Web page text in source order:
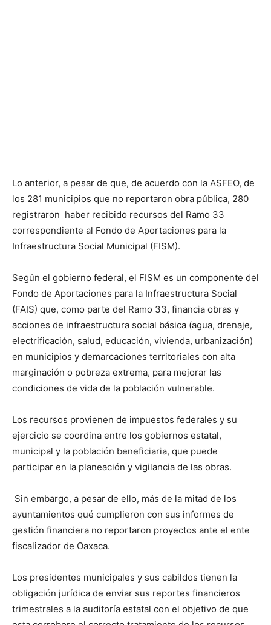
Lo anterior, a pesar de que, de acuerdo con la ASFEO, de
los 281 municipios que no reportaron obra pública, 280
registraron haber recibido recursos del Ramo 33
correspondiente al Fondo de Aportaciones para la
Infraestructura Social Municipal (FISM).
Según el gobierno federal, el FISM es un componente del
Fondo de Aportaciones para la Infraestructura Social
(FAIS) que, como parte del Ramo 33, financia obras y
acciones de infraestructura social básica (agua, drenaje,
electrificación, salud, educación, vivienda, urbanización)
en municipios y demarcaciones territoriales con alta
marginación o pobreza extrema, para mejorar las
condiciones de vida de la población vulnerable.
Los recursos provienen de impuestos federales y su
ejercicio se coordina entre los gobiernos estatal,
municipal y la población beneficiaria, que puede
participar en la planeación y vigilancia de las obras.
Sin embargo, a pesar de ello, más de la mitad de los
ayuntamientos qué cumplieron con sus informes de
gestión financiera no reportaron proyectos ante el ente
fiscalizador de Oaxaca.
Los presidentes municipales y sus cabildos tienen la
obligación jurídica de enviar sus reportes financieros
trimestrales a la auditoría estatal con el objetivo de que